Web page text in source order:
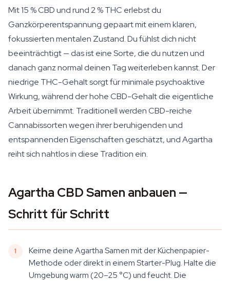
Mit 15 % CBD und rund 2 % THC erlebst du
Ganzkörperentspannung gepaart mit einem klaren,
fokussierten mentalen Zustand. Du fühlst dich nicht
beeinträchtigt — das ist eine Sorte, die du nutzen und
danach ganz normal deinen Tag weiterleben kannst. Der
niedrige THC-Gehalt sorgt für minimale psychoaktive
Wirkung, während der hohe CBD-Gehalt die eigentliche
Arbeit übernimmt. Traditionell werden CBD-reiche
Cannabissorten wegen ihrer beruhigenden und
entspannenden Eigenschaften geschätzt, und Agartha
reiht sich nahtlos in diese Tradition ein.
Agartha CBD Samen anbauen —
Schritt für Schritt
Keime deine Agartha Samen mit der Küchenpapier-
Methode oder direkt in einem Starter-Plug. Halte die
Umgebung warm (20–25 °C) und feucht. Die